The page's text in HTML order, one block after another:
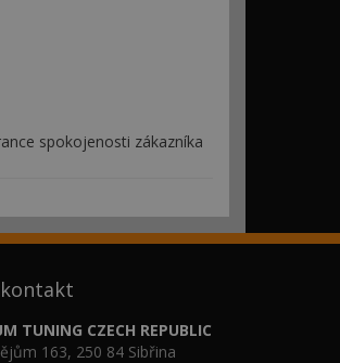
spokojenosti zákazníka
kontakt
TUNING CZECH REPUBLIC
163, 250 84 Sibřina